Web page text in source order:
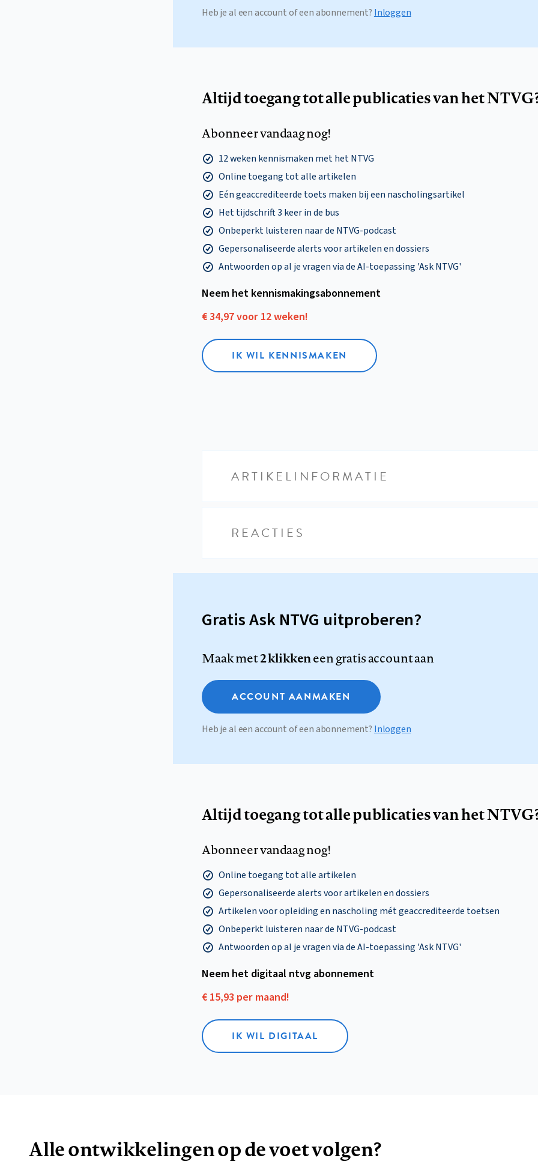
Heb je al een account of een abonnement? Inloggen
Altijd toegang tot alle publicaties van het
Abonneer vandaag nog!
12 weken kennismaken met het NTVG
Online toegang tot alle artikelen
Eén geaccrediteerde toets maken bij een nascholingsartikel
Het tijdschrift 3 keer in de bus
Onbeperkt luisteren naar de NTVG-podcast
Gepersonaliseerde alerts voor artikelen en dossiers
Antwoorden op al je vragen via de AI-toepassing 'Ask NTVG'
Neem het kennismakings­abonnement
€ 34,97 voor 12 weken!
IK WIL KENNISMAKEN
ARTIKELINFORMATIE
REACTIES
Gratis Ask NTVG uitproberen?
Maak met2 klikkeneen gratis account aan
ACCOUNT AANMAKEN
Heb je al een account of een abonnement? Inloggen
Altijd toegang tot alle publicaties van het
Abonneer vandaag nog!
Online toegang tot alle artikelen
Gepersonaliseerde alerts voor artikelen en dossiers
Artikelen voor opleiding en nascholing mét geaccrediteerde toetsen
Onbeperkt luisteren naar de NTVG-podcast
Antwoorden op al je vragen via de AI-toepassing 'Ask NTVG'
Neem het digitaal ntvg abonnement
€ 15,93 per maand!
IK WIL DIGITAAL
Alle ontwikkelingen op de voet volgen?